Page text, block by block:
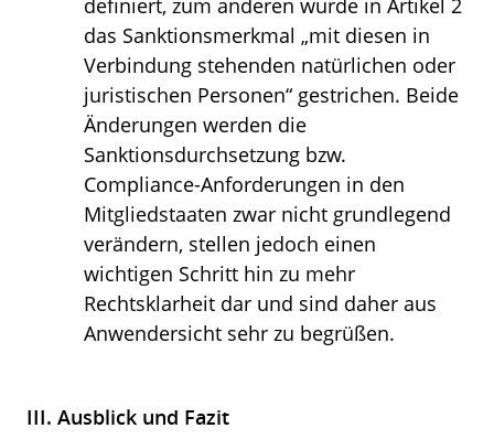
definiert, zum anderen wurde in Artikel 2
das Sanktionsmerkmal „mit diesen in
Verbindung stehenden natürlichen oder
juristischen Personen“ gestrichen. Beide
Änderungen werden die
Sanktionsdurchsetzung bzw.
Compliance-Anforderungen in den
Mitgliedstaaten zwar nicht grundlegend
verändern, stellen jedoch einen
wichtigen Schritt hin zu mehr
Rechtsklarheit dar und sind daher aus
Anwendersicht sehr zu begrüßen.
III. Ausblick und Fazit